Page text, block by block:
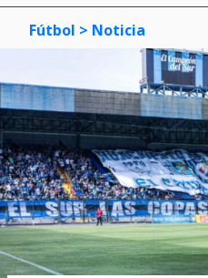
Fútbol > Noticia